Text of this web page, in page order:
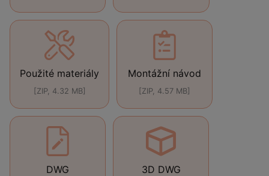
Použité materiály
[ZIP, 4.32 MB]
Montážní návod
[ZIP, 4.57 MB]
DWG 3D DWG